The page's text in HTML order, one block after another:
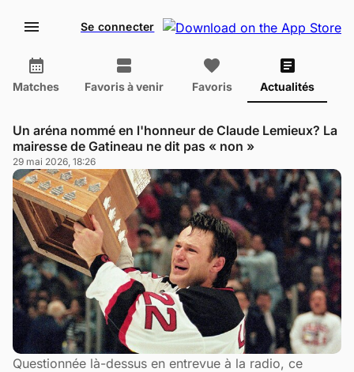
Se connecter
Matches Favoris à venir Favoris Actualités
Un aréna nommé en l'honneur de Claude Lemieux? La
mairesse de Gatineau ne dit pas « non »
29 mai 2026, 18:26
Questionnée là-dessus en entrevue à la radio, ce